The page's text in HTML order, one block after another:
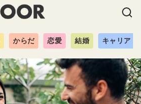
からだ 恋愛 結婚 キャリア